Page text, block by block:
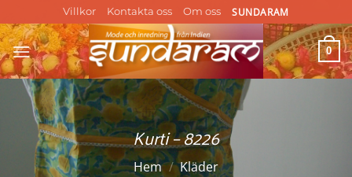
to
content
Villkor Kontakta oss Om oss SUNDARAM
0
Kurti – 8226
Hem / Kläder